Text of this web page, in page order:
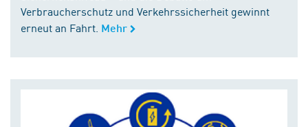
Verbraucherschutz und Verkehrssicherheit gewinnt
erneut an Fahrt. Mehr